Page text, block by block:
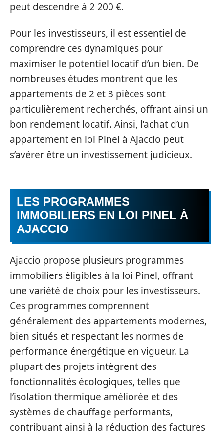
peut descendre à 2 200 €.
Pour les investisseurs, il est essentiel de
comprendre ces dynamiques pour
maximiser le potentiel locatif d’un bien. De
nombreuses études montrent que les
appartements de 2 et 3 pièces sont
particulièrement recherchés, offrant ainsi un
bon rendement locatif. Ainsi, l’achat d’un
appartement en loi Pinel à Ajaccio peut
s’avérer être un investissement judicieux.
LES PROGRAMMES
IMMOBILIERS EN LOI PINEL À
AJACCIO
Ajaccio propose plusieurs programmes
immobiliers éligibles à la loi Pinel, offrant
une variété de choix pour les investisseurs.
Ces programmes comprennent
généralement des appartements modernes,
bien situés et respectant les normes de
performance énergétique en vigueur. La
plupart des projets intègrent des
fonctionnalités écologiques, telles que
l’isolation thermique améliorée et des
systèmes de chauffage performants,
contribuant ainsi à la réduction des factures